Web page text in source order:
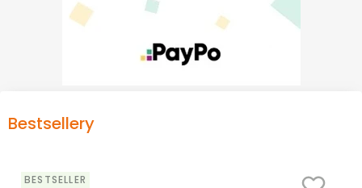
Bestsellery
BESTSELLER